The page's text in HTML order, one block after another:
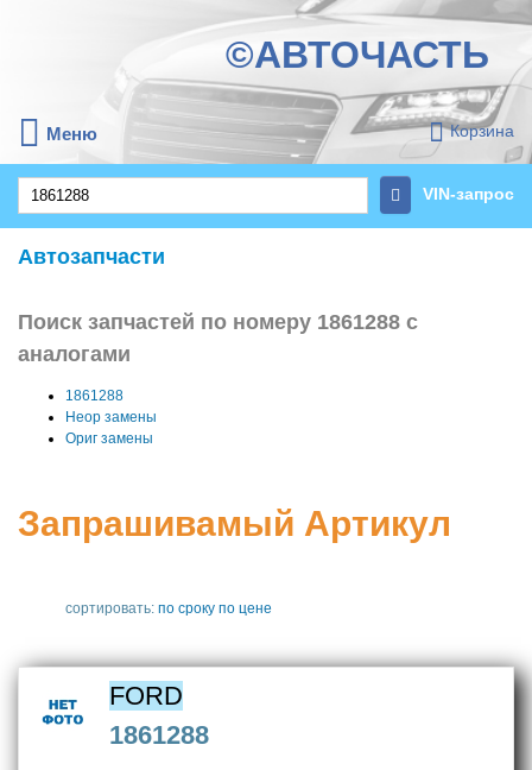
©АВТОЧАСТЬ
Меню Корзина
VIN-запрос
Автозапчасти
Поиск запчастей по номеру 1861288 с
аналогами
1861288
Неор замены
Ориг замены
Запрашивамый Артикул
сортировать: по сроку по цене
FORD
1861288